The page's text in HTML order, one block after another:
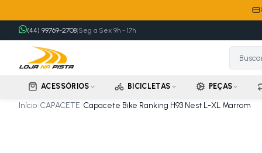
(44) 99769-2708|Seg a Sex 9h - 17h
ACESSÓRIOS BICICLETAS PEÇAS
Início/CAPACETE/Capacete Bike Ranking H93 Nest L-XL Marrom